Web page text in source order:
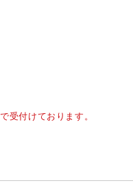
受付けております。